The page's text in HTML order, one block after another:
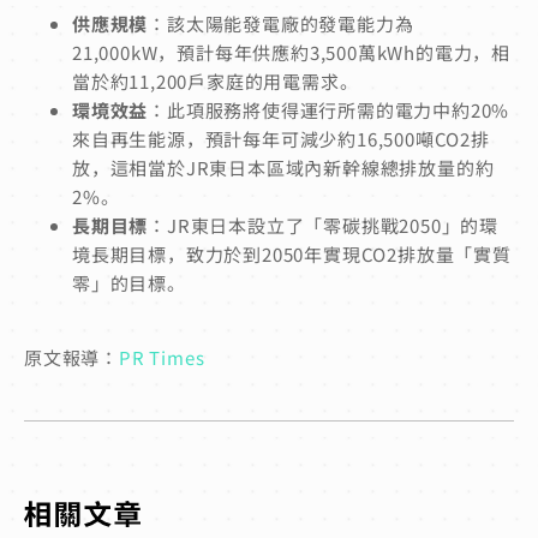
供應規模 ：該太陽能發電廠的發電能力為
21,000kW，預計每年供應約3,500萬kWh的電力，相
當於約11,200戶家庭的用電需求。
環境效益 ：此項服務將使得運行所需的電力中約20%
來自再生能源，預計每年可減少約16,500噸CO2排
放，這相當於JR東日本區域內新幹線總排放量的約
2%。
長期目標 ：JR東日本設立了「零碳挑戰2050」的環
境長期目標，致力於到2050年實現CO2排放量「實質
零」的目標。
原文報導： PR Times